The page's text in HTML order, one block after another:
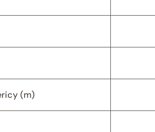
(m)